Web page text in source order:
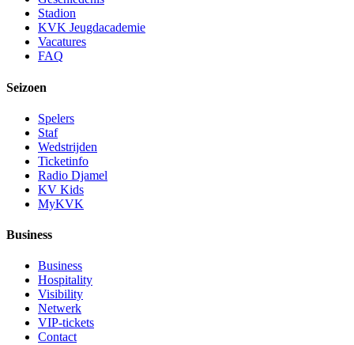
Stadion
KVK Jeugdacademie
Vacatures
FAQ
Seizoen
Spelers
Staf
Wedstrijden
Ticketinfo
Radio Djamel
KV Kids
MyKVK
Business
Business
Hospitality
Visibility
Netwerk
VIP-tickets
Contact